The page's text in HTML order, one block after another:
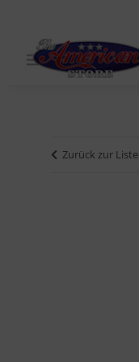
Zurück zur Liste